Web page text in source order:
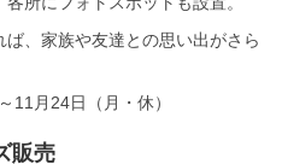
、家族や友達との思い出がさら
11月24日（月・休）
販売